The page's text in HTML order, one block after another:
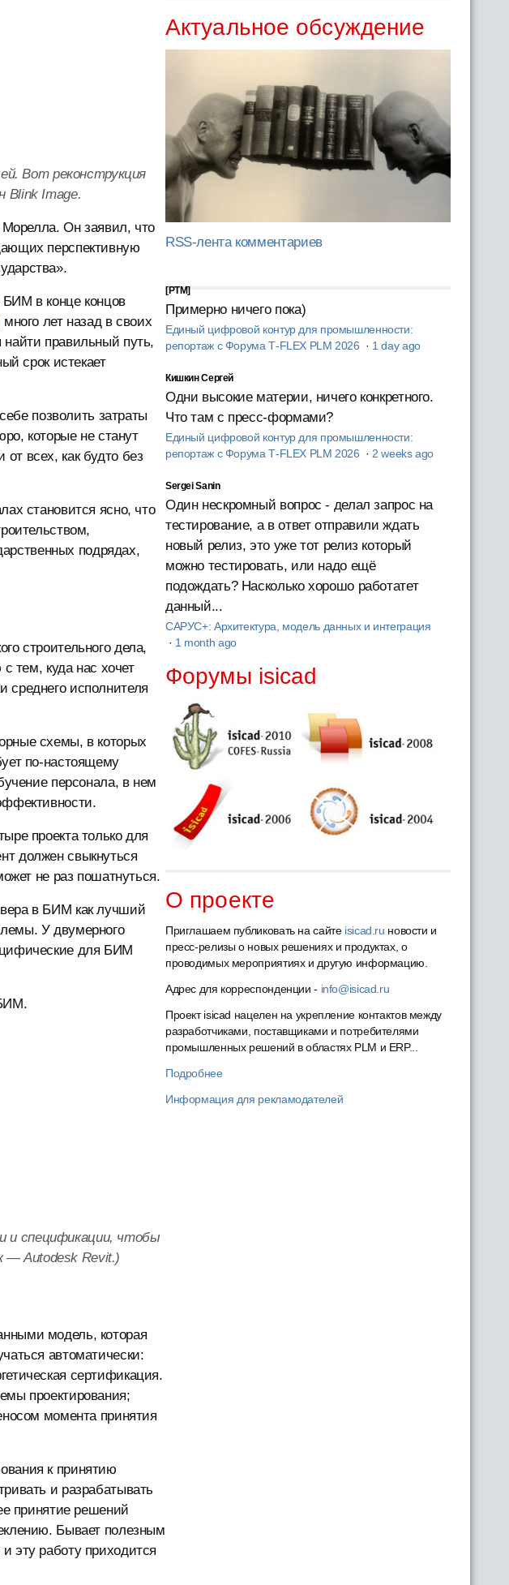
Вот реконструкция
Blink Image.
Морелла. Он заявил, что
перспективную
в конце концов
много лет назад в своих
правильный путь,
срок истекает
позволить затраты
которые не станут
всех, как будто без
становится ясно, что
подрядах,
строительного дела,
тем, куда нас хочет
среднего исполнителя
схемы, в которых
по-настоящему
персонала, в нем
проекта только для
должен свыкнуться
не раз пошатнуться.
в БИМ как лучший
У двумерного
для БИМ
спецификации, чтобы
— Autodesk Revit.)
модель, которая
автоматически:
сертификация.
проектирования;
момента принятия
к принятию
и разрабатывать
принятие решений
Бывает полезным
эту работу приходится
Актуальное обсуждение
RSS-лента комментариев
[PTM]
Примерно ничего пока)
Единый цифровой контур для промышленности:
репортаж с Форума T‑FLEX PLM 2026 · 1 day ago
Кишкин Сергей
Одни высокие материи, ничего конкретного.
Что там с пресс-формами?
Единый цифровой контур для промышленности:
репортаж с Форума T‑FLEX PLM 2026 · 2 weeks ago
Sergei Sanin
Один нескромный вопрос - делал запрос на
тестирование, а в ответ отправили ждать
новый релиз, это уже тот релиз который
можно тестировать, или надо ещё
подождать? Насколько хорошо работатет
данный...
САРУС+: Архитектура, модель данных и интеграция
· 1 month ago
Форумы isicad
О проекте
Приглашаем публиковать на сайте isicad.ru новости и
пресс-релизы о новых решениях и продуктах, о
проводимых мероприятиях и другую информацию.
Адрес для корреспонденции - info@isicad.ru
Проект isicad нацелен на укрепление контактов между
разработчиками, поставщиками и потребителями
промышленных решений в областях PLM и ERP...
Подробнее
Информация для рекламодателей